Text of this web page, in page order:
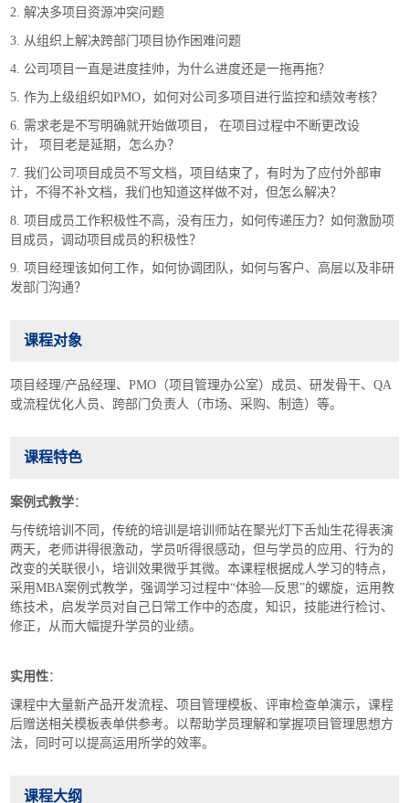
2. 解决多项目资源冲突问题
3. 从组织上解决跨部门项目协作困难问题
4. 公司项目一直是进度挂帅，为什么进度还是一拖再拖？
5. 作为上级组织如PMO，如何对公司多项目进行监控和绩效考核？
6. 需求老是不写明确就开始做项目， 在项目过程中不断更改设
计， 项目老是延期，怎么办？
7. 我们公司项目成员不写文档，项目结束了，有时为了应付外部审
计，不得不补文档，我们也知道这样做不对，但怎么解决？
8. 项目成员工作积极性不高，没有压力，如何传递压力？如何激励项
目成员，调动项目成员的积极性？
9. 项目经理该如何工作，如何协调团队，如何与客户、高层以及非研
发部门沟通？
课程对象
项目经理/产品经理、PMO（项目管理办公室）成员、研发骨干、QA
或流程优化人员、跨部门负责人（市场、采购、制造）等。
课程特色
案例式教学：
与传统培训不同，传统的培训是培训师站在聚光灯下舌灿生花得表演
两天，老师讲得很激动，学员听得很感动，但与学员的应用、行为的
改变的关联很小，培训效果微乎其微。本课程根据成人学习的特点，
采用MBA案例式教学，强调学习过程中“体验—反思”的螺旋，运用教
练技术，启发学员对自己日常工作中的态度，知识，技能进行检讨、
修正，从而大幅提升学员的业绩。
实用性：
课程中大量新产品开发流程、项目管理模板、评审检查单演示，课程
后赠送相关模板表单供参考。以帮助学员理解和掌握项目管理思想方
法，同时可以提高运用所学的效率。
课程大纲